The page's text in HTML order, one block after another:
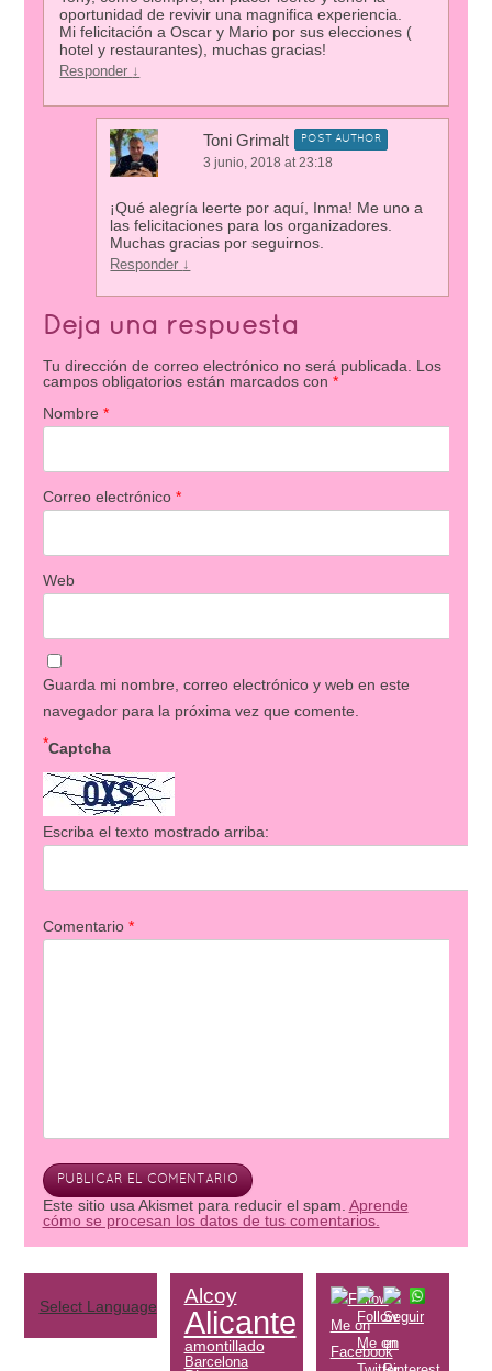
oportunidad de revivir una magnifica experiencia.
Mi felicitación a Oscar y Mario por sus elecciones (
hotel y restaurantes), muchas gracias!
Responder ↓
Toni Grimalt POST AUTHOR
3 junio, 2018 at 23:18
¡Qué alegría leerte por aquí, Inma! Me uno a
las felicitaciones para los organizadores.
Muchas gracias por seguirnos.
Responder ↓
Deja una respuesta
Tu dirección de correo electrónico no será publicada. Los
campos obligatorios están marcados con *
Nombre *
Correo electrónico *
Web
Guarda mi nombre, correo electrónico y web en este
navegador para la próxima vez que comente.
Captcha
*
Escriba el texto mostrado arriba:
Comentario *
Este sitio usa Akismet para reducir el spam. Aprende
cómo se procesan los datos de tus comentarios.
Select Language Alcoy
Alicante
amontillado
Barcelona